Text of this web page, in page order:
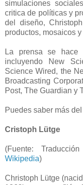
simulaciones
critica de políticas y
del diseño,
productos, mosaicos
La prensa se hace
incluyendo New
Science Wired, the
Broadcasting
Post, The Guardian y
Puedes saber más
Cristoph Lütge
(Fuente:
Wikipedia)
Christoph Lütge